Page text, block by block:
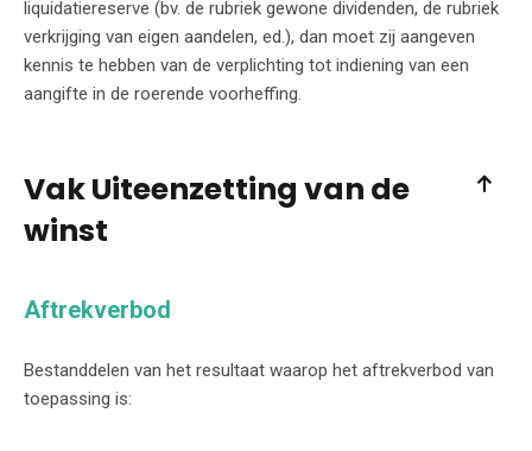
liquidatiereserve (bv. de rubriek gewone dividenden, de rubriek
verkrijging van eigen aandelen, ed.), dan moet zij aangeven
kennis te hebben van de verplichting tot indiening van een
aangifte in de roerende voorheffing.
Vak Uiteenzetting van de
winst
Aftrekverbod
Bestanddelen van het resultaat waarop het aftrekverbod van
toepassing is: